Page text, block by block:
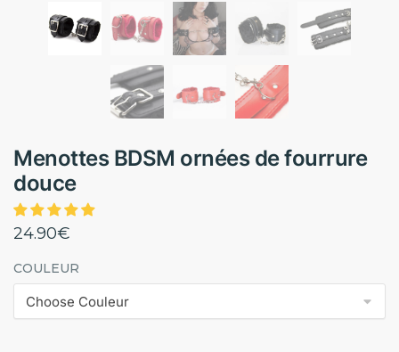
Menottes BDSM ornées de fourrure
douce
24.90€
COULEUR